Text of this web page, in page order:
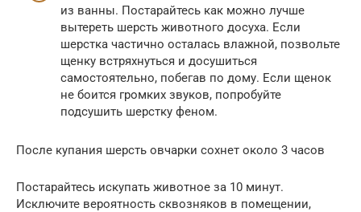
из ванны. Постарайтесь как можно лучше
вытереть шерсть животного досуха. Если
шерстка частично осталась влажной, позвольте
щенку встряхнуться и досушиться
самостоятельно, побегав по дому. Если щенок
не боится громких звуков, попробуйте
подсушить шерстку феном.
После купания шерсть овчарки сохнет около 3 часов
Постарайтесь искупать животное за 10 минут.
Исключите вероятность сквозняков в помещении,